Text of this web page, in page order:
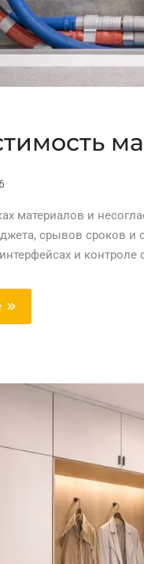
материалов и
срывов сроков
и